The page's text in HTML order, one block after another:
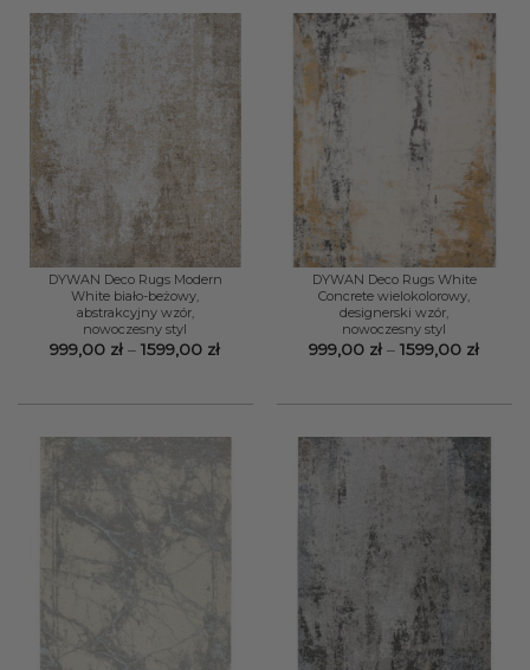
DYWAN Deco Rugs Modern
White biało-beżowy,
abstrakcyjny wzór,
nowoczesny styl
999,00 zł – 1599,00 złZakres
do
DYWAN Deco Rugs White
Concrete wielokolorowy,
designerski wzór,
nowoczesny styl
999,00 zł – 1599,00 zł
do